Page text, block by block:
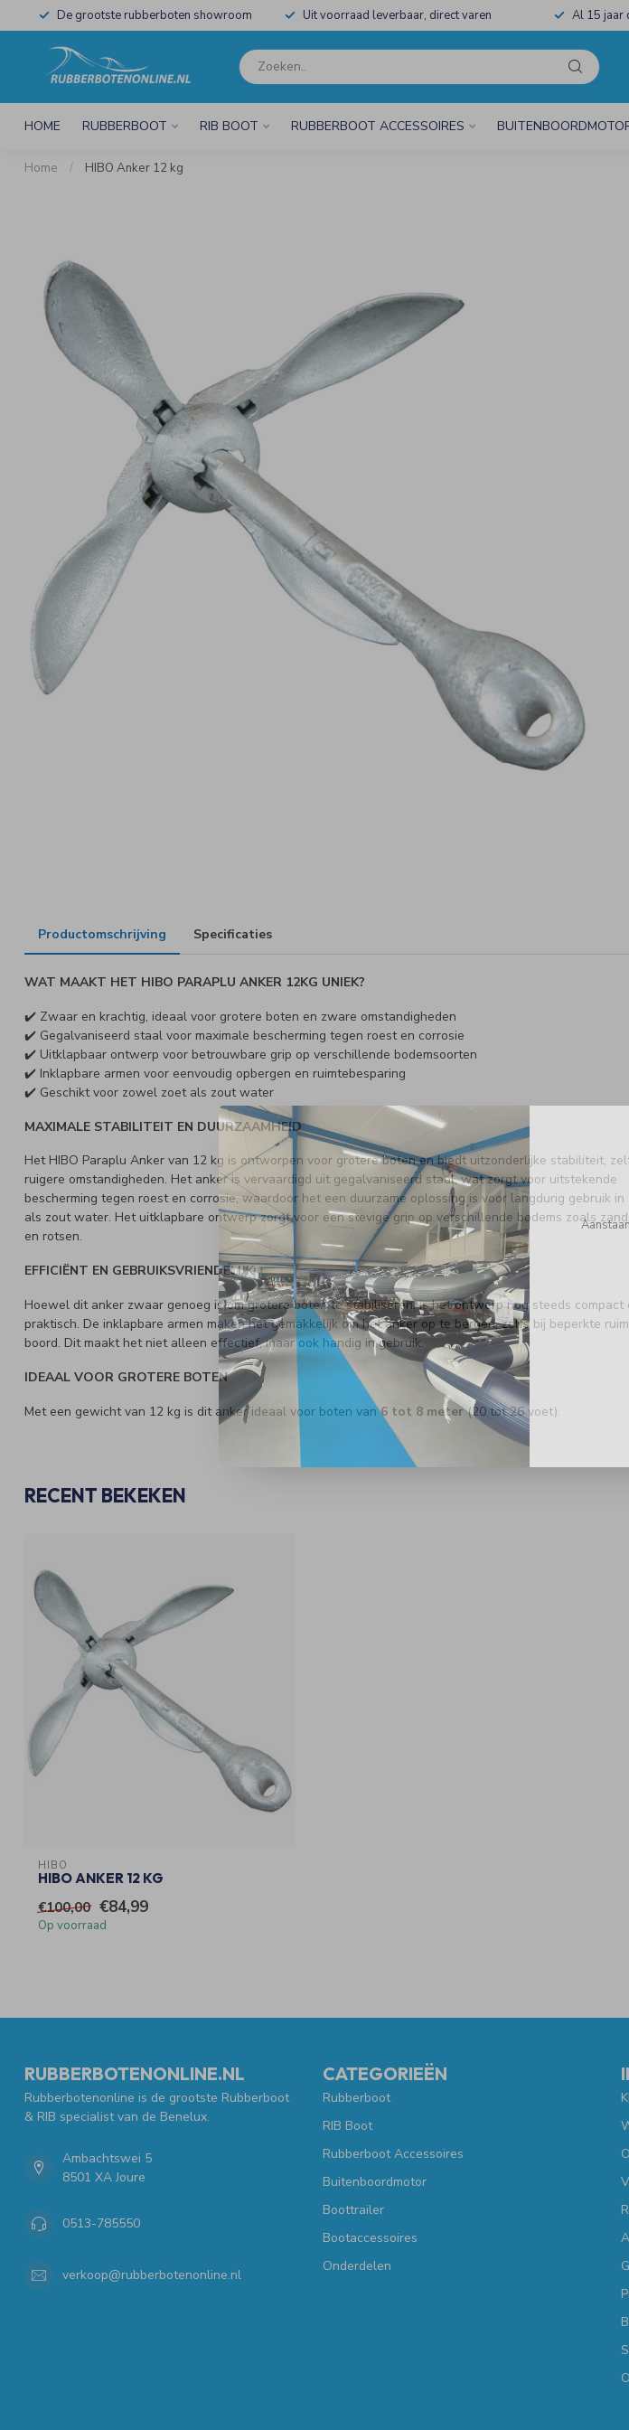
De grootste rubberboten showroom Uit voorraad leverbaar, direct varen Al 15 jaar
HOME RUBBERBOOT RIB BOOT RUBBERBOOT ACCESSOIRES
Home / HIBO Anker 12 kg
Productomschrijving Specificaties
WAT MAAKT HET HIBO PARAPLU ANKER 12KG UNIEK?
✔️ Zwaar en krachtig, ideaal voor grotere boten en zware omstandigheden
✔️ Gegalvaniseerd staal voor maximale bescherming tegen roest en corrosie
✔️ Uitklapbaar ontwerp voor betrouwbare grip op verschillende bodemsoorten
✔️ Inklapbare armen voor eenvoudig opbergen en ruimtebesparing
✔️ Geschikt voor zowel zoet als zout water
MAXIMALE STABILITEIT EN DUURZAAMHEID
Het HIBO Paraplu Anker van 12 kg is ontworpen voor grotere boten en biedt uitzonderlijke stabiliteit,
ruigere omstandigheden. Het anker is vervaardigd uit gegalvaniseerd staal, wat zorgt voor uitstekende
bescherming tegen roest en corrosie, waardoor het een duurzame oplossing is voor langdurig gebruik
als zout water. Het uitklapbare ontwerp zorgt voor een stevige grip op verschillende bodems zoals
en rotsen.
EFFICIËNT EN GEBRUIKSVRIENDELIJK
Hoewel dit anker zwaar genoeg is om grotere boten te stabiliseren, is het ontwerp nog steeds compact
praktisch. De inklapbare armen maken het gemakkelijk om het anker op te bergen, zelfs bij beperkte
boord. Dit maakt het niet alleen effectief, maar ook handig in gebruik.
IDEAAL VOOR GROTERE BOTEN
Met een gewicht van 12 kg is dit anker ideaal voor boten van6 tot 8 meter(20 tot 26 voet).
RECENT BEKEKEN
HIBO
HIBO ANKER 12 KG
€100,00 €84,99
Op voorraad
RUBBERBOTENONLINE.NL
Rubberbotenonline is de grootste Rubberboot
& RIB specialist van de Benelux.
Ambachtswei 5
8501 XA Joure
0513-785550
verkoop@rubberbotenonline.nl
CATEGORIEËN
Rubberboot
RIB Boot
Rubberboot Accessoires
Buitenboordmotor
Boottrailer
Bootaccessoires
Onderdelen